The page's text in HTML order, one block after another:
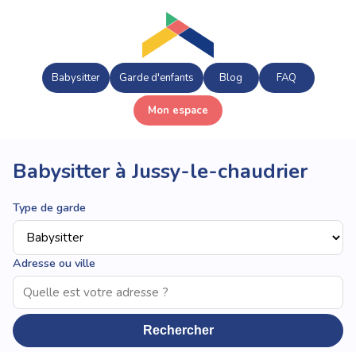
Babysitter Garde d'enfants Blog FAQ
Mon espace
Babysitter à Jussy-le-chaudrier
Type de garde
Adresse ou ville
Rechercher